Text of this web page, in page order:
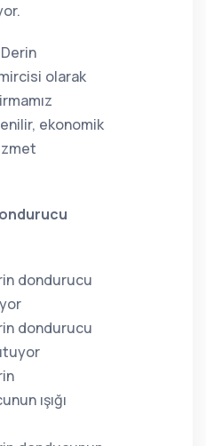
olarak
ekonomik
dondurucu
dondurucu
ışığı